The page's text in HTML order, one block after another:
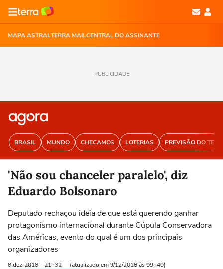
MAPA ASTRALTERRA MAILCENTRAL DO ASSINANTE
PUBLICIDADE
BRASIL MUNDO CHECAMOS LOTERIAS PREVISÃO DO
'Não sou chanceler paralelo', diz
Eduardo Bolsonaro
Deputado rechaçou ideia de que está querendo ganhar
protagonismo internacional durante Cúpula Conservadora
das Américas, evento do qual é um dos principais
organizadores
8 dez 2018 - 21h32 (atualizado em 9/12/2018 às 09h49)